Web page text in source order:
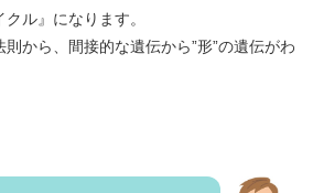
ル』になります。
から、間接的な遺伝から”形”の遺伝がわ